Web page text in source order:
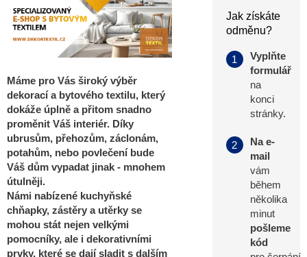
Máme pro Vás široký výběr
dekorací a bytového textilu, který
dokáže úplně a přitom snadno
proměnit Váš interiér. Díky
ubrusům, přehozům, záclonám,
potahům, nebo povlečení bude
Váš dům vypadat jinak - mnohem
útulněji.
Námi nabízené kuchyňské
chňapky, zástěry a utěrky se
mohou stát nejen velkými
pomocníky, ale i dekorativními
prvky, které se dají sladit s dalším
Jak získáte
odměnu?
1
Vyplňte
formulář
na
konci
stránky.
2
Na e-
mail
vám
během
několika
minut
pošleme
kód